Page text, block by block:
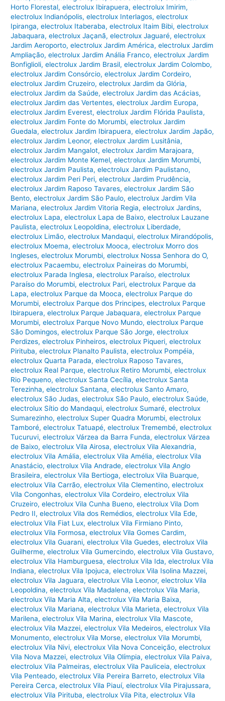
Horto Florestal,electrolux Ibirapuera,electrolux Imirim,
electrolux Indianópolis,electrolux Interlagos,electrolux
Ipiranga,electrolux Itaberaba,electrolux Itaim Bibi,electrolux
Jabaquara,electrolux Jaçanã,electrolux Jaguaré,electrolux
Jardim Aeroporto,electrolux Jardim América,electrolux Jardim
Ampliação,electrolux Jardim Anália Franco,electrolux Jardim
Bonfiglioli,electrolux Jardim Brasil,electrolux Jardim Colombo,
electrolux Jardim Consórcio,electrolux Jardim Cordeiro,
electrolux Jardim Cruzeiro,electrolux Jardim da Glória,
electrolux Jardim da Saúde,electrolux Jardim das Acácias,
electrolux Jardim das Vertentes,electrolux Jardim Europa,
electrolux Jardim Everest,electrolux Jardim Flórida Paulista,
electrolux Jardim Fonte do Morumbi,electrolux Jardim
Guedala,electrolux Jardim Ibirapuera,electrolux Jardim Japão,
electrolux Jardim Leonor,electrolux Jardim Lusitânia,
electrolux Jardim Mangalot,electrolux Jardim Marajoara,
electrolux Jardim Monte Kemel,electrolux Jardim Morumbi,
electrolux Jardim Paulista,electrolux Jardim Paulistano,
electrolux Jardim Peri Peri,electrolux Jardim Prudência,
electrolux Jardim Raposo Tavares,electrolux Jardim São
Bento,electrolux Jardim São Paulo,electrolux Jardim Vila
Mariana,electrolux Jardim Vitoria Regia,electrolux Jardins,
electrolux Lapa,electrolux Lapa de Baixo,electrolux Lauzane
Paulista,electrolux Leopoldina,electrolux Liberdade,
electrolux Limão,electrolux Mandaqui,electrolux Mirandópolis,
electrolux Moema,electrolux Mooca,electrolux Morro dos
Ingleses,electrolux Morumbi,electrolux Nossa Senhora do O,
electrolux Pacaembu,electrolux Paineiras do Morumbi,
electrolux Parada Inglesa,electrolux Paraíso,electrolux
Paraíso do Morumbi,electrolux Pari,electrolux Parque da
Lapa,electrolux Parque da Mooca,electrolux Parque do
Morumbi,electrolux Parque dos Principes,electrolux Parque
Ibirapuera,electrolux Parque Jabaquara,electrolux Parque
Morumbi,electrolux Parque Novo Mundo,electrolux Parque
São Domingos,electrolux Parque São Jorge,electrolux
Perdizes,electrolux Pinheiros,electrolux Piqueri,electrolux
Pirituba,electrolux Planalto Paulista,electrolux Pompéia,
electrolux Quarta Parada,electrolux Raposo Tavares,
electrolux Real Parque,electrolux Retiro Morumbi,electrolux
Rio Pequeno,electrolux Santa Cecília,electrolux Santa
Terezinha,electrolux Santana,electrolux Santo Amaro,
electrolux São Judas,electrolux São Paulo,electrolux Saúde,
electrolux Sítio do Mandaqui,electrolux Sumaré,electrolux
Sumarezinho,electrolux Super Quadra Morumbi,electrolux
Tamboré,electrolux Tatuapé,electrolux Tremembé,electrolux
Tucuruvi,electrolux Várzea da Barra Funda,electrolux Várzea
de Baixo,electrolux Vila Airosa,electrolux Vila Alexandria,
electrolux Vila Amália,electrolux Vila Amélia,electrolux Vila
Anastácio,electrolux Vila Andrade,electrolux Vila Anglo
Brasileira,electrolux Vila Bertioga,electrolux Vila Buarque,
electrolux Vila Carrão,electrolux Vila Clementino,electrolux
Vila Congonhas,electrolux Vila Cordeiro,electrolux Vila
Cruzeiro,electrolux Vila Cunha Bueno,electrolux Vila Dom
Pedro II,electrolux Vila dos Remédios,electrolux Vila Ede,
electrolux Vila Fiat Lux,electrolux Vila Firmiano Pinto,
electrolux Vila Formosa,electrolux Vila Gomes Cardim,
electrolux Vila Guarani,electrolux Vila Guedes,electrolux Vila
Guilherme,electrolux Vila Gumercindo,electrolux Vila Gustavo,
electrolux Vila Hamburguesa,electrolux Vila Ida,electrolux Vila
Indiana,electrolux Vila Ipojuca,electrolux Vila Isolina Mazzei,
electrolux Vila Jaguara,electrolux Vila Leonor,electrolux Vila
Leopoldina,electrolux Vila Madalena,electrolux Vila Maria,
electrolux Vila Maria Alta,electrolux Vila Maria Baixa,
electrolux Vila Mariana,electrolux Vila Marieta,electrolux Vila
Marilena,electrolux Vila Marina,electrolux Vila Mascote,
electrolux Vila Mazzei,electrolux Vila Medeiros,electrolux Vila
Monumento,electrolux Vila Morse,electrolux Vila Morumbi,
electrolux Vila Nivi,electrolux Vila Nova Conceição,electrolux
Vila Nova Mazzei,electrolux Vila Olímpia,electrolux Vila Paiva,
electrolux Vila Palmeiras,electrolux Vila Pauliceia,electrolux
Vila Penteado,electrolux Vila Pereira Barreto,electrolux Vila
Pereira Cerca,electrolux Vila Piauí,electrolux Vila Pirajussara,
electrolux Vila Pirituba,electrolux Vila Pita,electrolux Vila